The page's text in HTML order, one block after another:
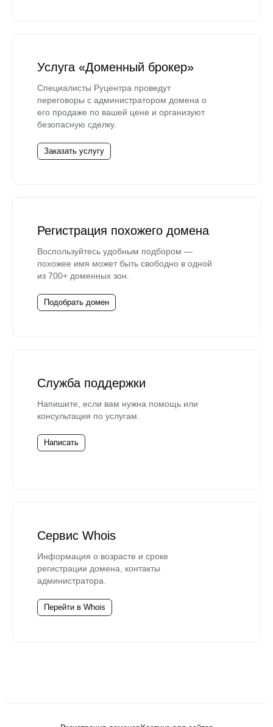
Услуга «Доменный брокер»
Специалисты Руцентра проведут
переговоры с администратором домена о
его продаже по вашей цене и организуют
безопасную сделку.
Заказать услугу
Регистрация похожего домена
Воспользуйтесь удобным подбором —
похожее имя может быть свободно в одной
из 700+ доменных зон.
Подобрать домен
Служба поддержки
Напишите, если вам нужна помощь или
консультация по услугам.
Написать
Сервис Whois
Информация о возрасте и сроке
регистрации домена, контакты
администратора.
Перейти в Whois